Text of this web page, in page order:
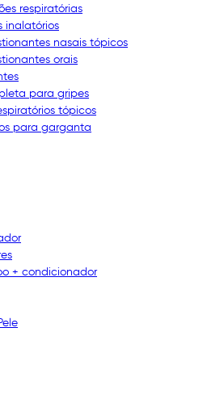
respiratórias
inalatórios
nasais tópicos
orais
para gripes
tópicos
para garganta
+ condicionador